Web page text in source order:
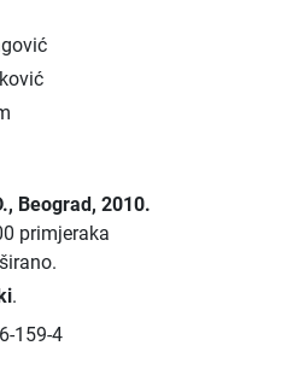
, Beograd, 2010.
primjeraka
.
159-4